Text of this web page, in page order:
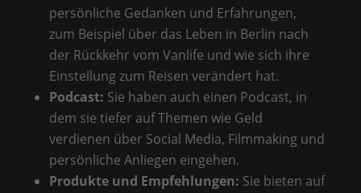
persönliche Gedanken und Erfahrungen,
zum Beispiel über das Leben in Berlin nach
der Rückkehr vom Vanlife und wie sich ihre
Einstellung zum Reisen verändert hat.
Podcast: Sie haben auch einen Podcast, in
dem sie tiefer auf Themen wie Geld
verdienen über Social Media, Filmmaking und
persönliche Anliegen eingehen.
Produkte und Empfehlungen: Sie bieten auf